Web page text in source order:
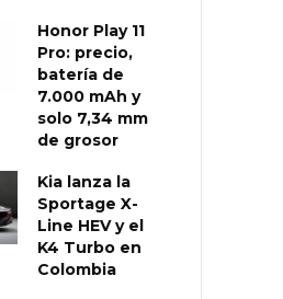
Honor Play 11
Pro: precio,
batería de
7.000 mAh y
solo 7,34 mm
de grosor
Kia lanza la
Sportage X-
Line HEV y el
K4 Turbo en
Colombia